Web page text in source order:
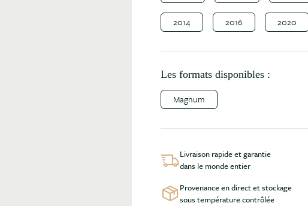
2014 2016 2020
Les formats disponibles :
Magnum
Livraison rapide et garantie
dans le monde entier
Provenance en direct et stockage
sous température contrôlée